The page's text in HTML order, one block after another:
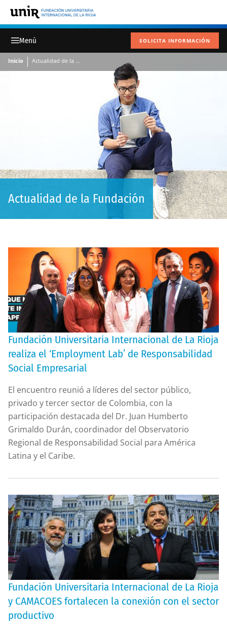
SOLICITA INFORMACIÓN
Inicio Actualidad de la Fundación
Actualidad de la Fundación
Fundación Universitaria Internacional de La Rioja
realiza el ‘Employment Lab’ de Responsabilidad
Social Empresarial
El encuentro reunió a líderes del sector público,
privado y tercer sector de Colombia, con la
participación destacada del Dr. Juan Humberto
Grimaldo Durán, coordinador del Observatorio
Regional de Responsabilidad Social para América
Latina y el Caribe.
Fundación Universitaria Internacional de La Rioja
y CAMACOES fortalecen la conexión con el sector
productivo